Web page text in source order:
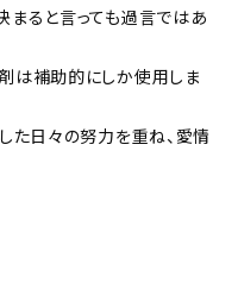
まると言っても過言ではあ
は補助的にしか使用しま
た日々の努力を重ね、愛情